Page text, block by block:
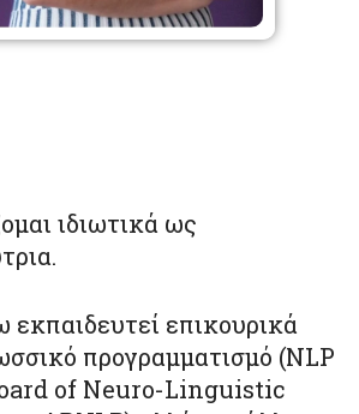
ιδιωτικά ως
εκπαιδευτεί επικουρικά
προγραμματισμό (NLP
of Neuro-Linguistic